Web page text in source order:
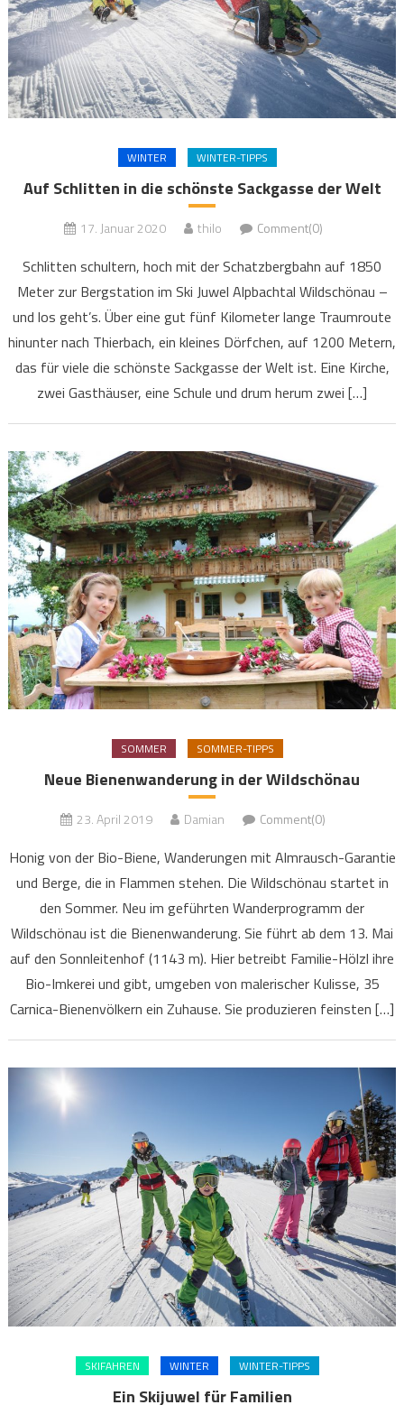
WINTER WINTER-TIPPS
Auf Schlitten in die schönste Sackgasse der Welt
17. Januar 2020 thilo Comment(0)
Schlitten schultern, hoch mit der Schatzbergbahn auf 1850
Meter zur Bergstation im Ski Juwel Alpbachtal Wildschönau –
und los geht’s. Über eine gut fünf Kilometer lange Traumroute
hinunter nach Thierbach, ein kleines Dörfchen, auf 1200 Metern,
das für viele die schönste Sackgasse der Welt ist. Eine Kirche,
zwei Gasthäuser, eine Schule und drum herum zwei […]
SOMMER SOMMER-TIPPS
Neue Bienenwanderung in der Wildschönau
23. April 2019 Damian Comment(0)
Honig von der Bio-Biene, Wanderungen mit Almrausch-Garantie
und Berge, die in Flammen stehen. Die Wildschönau startet in
den Sommer. Neu im geführten Wanderprogramm der
Wildschönau ist die Bienenwanderung. Sie führt ab dem 13. Mai
auf den Sonnleitenhof (1143 m). Hier betreibt Familie-Hölzl ihre
Bio-Imkerei und gibt, umgeben von malerischer Kulisse, 35
Carnica-Bienenvölkern ein Zuhause. Sie produzieren feinsten […]
SKIFAHREN WINTER WINTER-TIPPS
Ein Skijuwel für Familien